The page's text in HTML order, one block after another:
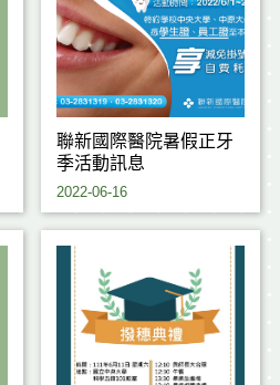
聯新國際醫院暑假正牙
季活動訊息
2022-06-16